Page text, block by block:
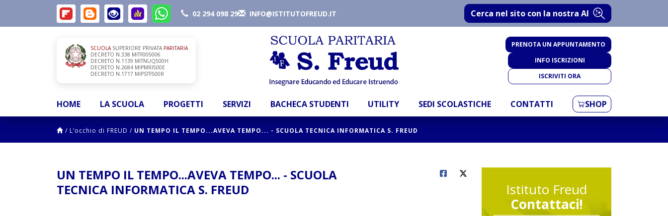
02 294 098 29 INFO@ISTITUTOFREUD.IT Cerca nel sito con la nostra AI
SCUOLASUPERIORE PRIVATA PARITARIA
DECRETO N.338 MITF005006
DECRETO N.1139 MITNUQ500H
DECRETO N.2684 MIPMRI500E
DECRETO N.1717 MIPSTF500R
PRENOTA UN APPUNTAMENTO
INFO ISCRIZIONI
ISCRIVITI ORA
HOME LA SCUOLA PROGETTI SERVIZI BACHECA STUDENTI UTILITY SEDI SCOLASTICHE CONTATTI SHOP
/ L’occhio di FREUD / UN TEMPO IL TEMPO...AVEVA TEMPO... - SCUOLA TECNICA INFORMATICA S. FREUD
UN TEMPO IL TEMPO...AVEVA TEMPO... - SCUOLA
TECNICA INFORMATICA S. FREUD
Istituto Freud
Contattaci!